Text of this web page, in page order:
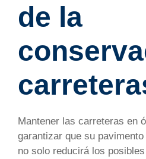
de la
Mantener las carreteras en
garantizar que su
no solo reducirá los